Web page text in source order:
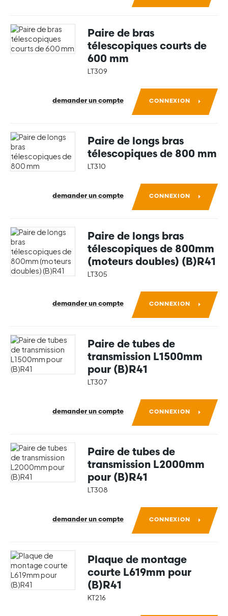
Paire de bras
télescopiques courts de
600 mm
LT309
demander un compte CONNEXION
Paire de longs bras
télescopiques de 800 mm
LT310
demander un compte CONNEXION
Paire de longs bras
télescopiques de 800mm
(moteurs doubles) (B)R41
LT305
demander un compte CONNEXION
Paire de tubes de
transmission L1500mm
pour (B)R41
LT307
demander un compte CONNEXION
Paire de tubes de
transmission L2000mm
pour (B)R41
LT308
demander un compte CONNEXION
Plaque de montage
courte L619mm pour
(B)R41
KT216